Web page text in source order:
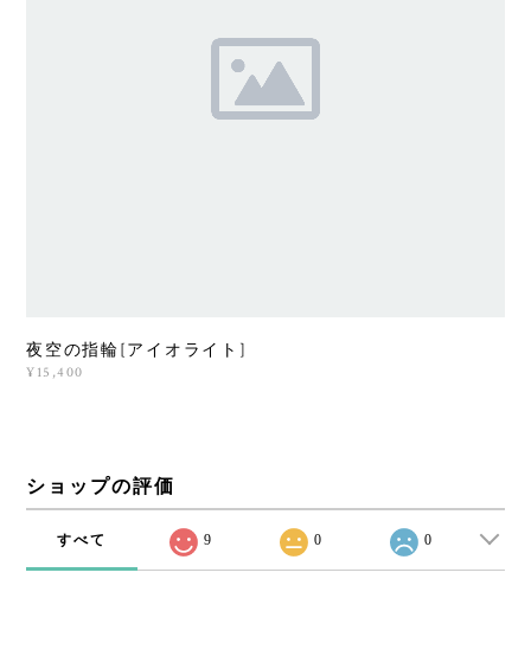
夜空の指輪[アイオライト]
¥15,400
ショップの評価
すべて 9 0 0